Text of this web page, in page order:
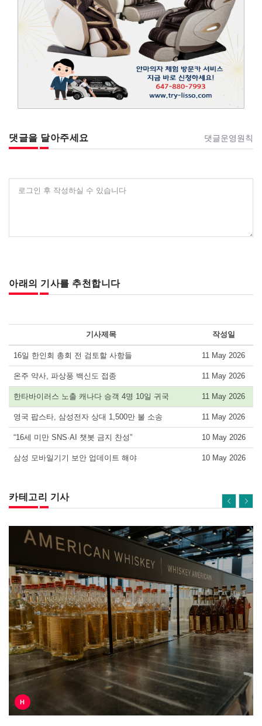
댓글을 달아주세요 댓글운영원칙
로그인 후 작성하실 수 있습니다
아래의 기사를 추천합니다
기사제목 작성일
16일 한인회 총회 전 검토할 사항들 11 May 2026
온주 약사, 파상풍 백신도 접종 11 May 2026
한타바이러스 노출 캐나다 승객 4명 10일 귀국 11 May 2026
영국 팝스타, 삼성전자 상대 1,500만 불 소송 11 May 2026
“16세 미만 SNS·AI 챗봇 금지 찬성” 10 May 2026
삼성 모바일기기 보안 업데이트 해야 10 May 2026
카테고리 기사
H